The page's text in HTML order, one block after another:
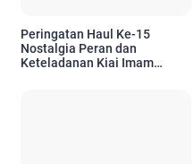
Peringatan Haul Ke-15
Nostalgia Peran dan
Keteladanan Kiai Imam